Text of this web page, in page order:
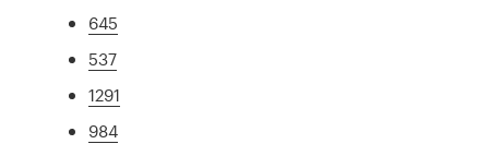
645
537
1291
984